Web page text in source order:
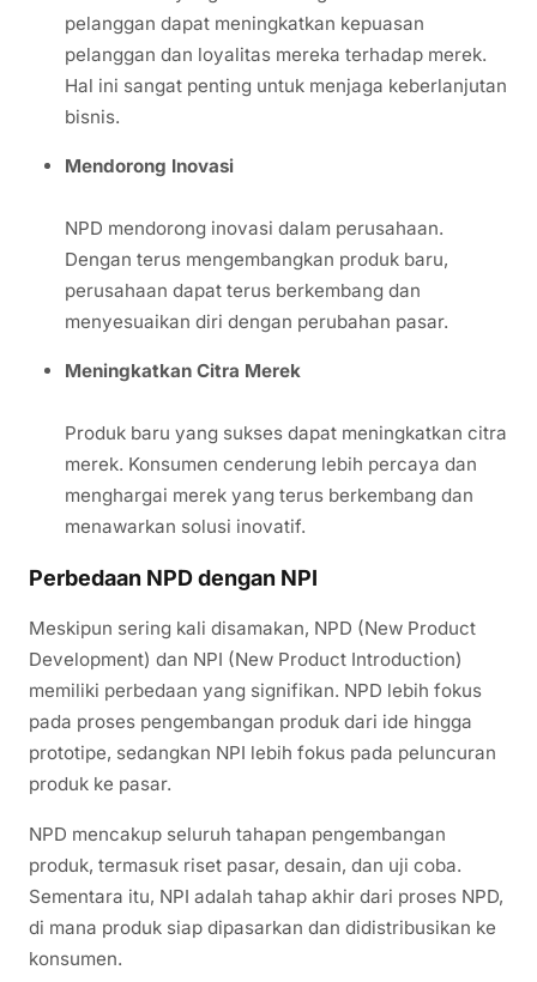
pelanggan dapat meningkatkan kepuasan
pelanggan dan loyalitas mereka terhadap merek.
Hal ini sangat penting untuk menjaga keberlanjutan
bisnis.
Mendorong Inovasi
NPD mendorong inovasi dalam perusahaan.
Dengan terus mengembangkan produk baru,
perusahaan dapat terus berkembang dan
menyesuaikan diri dengan perubahan pasar.
Meningkatkan Citra Merek
Produk baru yang sukses dapat meningkatkan citra
merek. Konsumen cenderung lebih percaya dan
menghargai merek yang terus berkembang dan
menawarkan solusi inovatif.
Perbedaan NPD dengan NPI
Meskipun sering kali disamakan, NPD (New Product
Development) dan NPI (New Product Introduction)
memiliki perbedaan yang signifikan. NPD lebih fokus
pada proses pengembangan produk dari ide hingga
prototipe, sedangkan NPI lebih fokus pada peluncuran
produk ke pasar.
NPD mencakup seluruh tahapan pengembangan
produk, termasuk riset pasar, desain, dan uji coba.
Sementara itu, NPI adalah tahap akhir dari proses NPD,
di mana produk siap dipasarkan dan didistribusikan ke
konsumen.